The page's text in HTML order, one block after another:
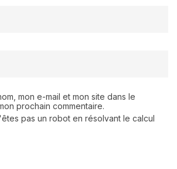
mon e-mail et mon site dans le
prochain commentaire.
pas un robot en résolvant le calcul